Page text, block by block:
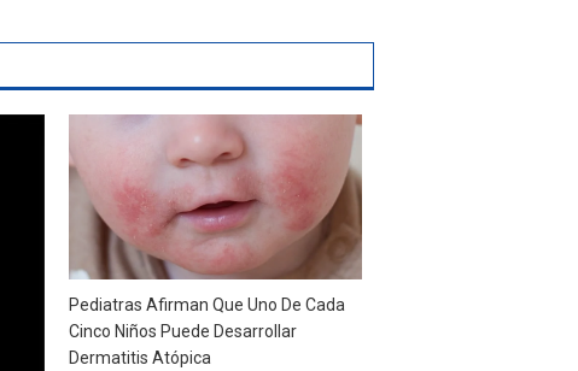
Pediatras Afirman Que Uno De Cada
Cinco Niños Puede Desarrollar
Dermatitis Atópica